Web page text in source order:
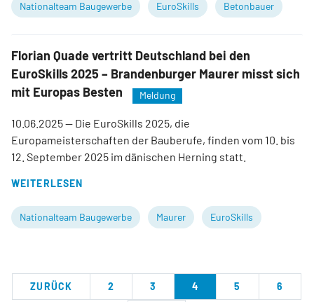
Nationalteam Baugewerbe EuroSkills Betonbauer
Florian Quade vertritt Deutschland bei den
EuroSkills 2025 – Brandenburger Maurer misst sich
mit Europas Besten
Meldung
10.06.2025— Die EuroSkills 2025, die
Europameisterschaften der Bauberufe, finden vom 10. bis
12. September 2025 im dänischen Herning statt.
WEITERLESEN
Nationalteam Baugewerbe Maurer EuroSkills
ZURÜCK 2 3 4 5 6